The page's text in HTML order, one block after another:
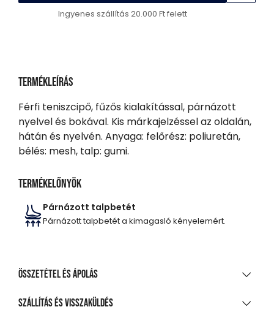
Ingyenes szállítás 20.000 Ft felett
Termékleírás
Férfi teniszcipő, fűzős kialakítással, párnázott
nyelvel és bokával. Kis márkajelzéssel az oldalán,
hátán és nyelvén. Anyaga: felőrész: poliuretán,
bélés: mesh, talp: gumi.
Termékelőnyök
Párnázott talpbetét
Párnázott talpbetét a kimagasló kényelemért.
Összetétel és ápolás
ANYAGÖSSZETÉTEL
Szállítás és visszaküldés